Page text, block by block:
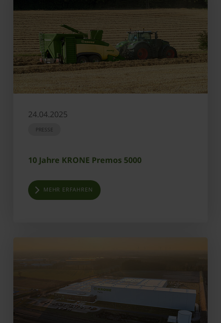
24.04.2025
PRESSE
10 Jahre KRONE Premos 5000
MEHR ERFAHREN